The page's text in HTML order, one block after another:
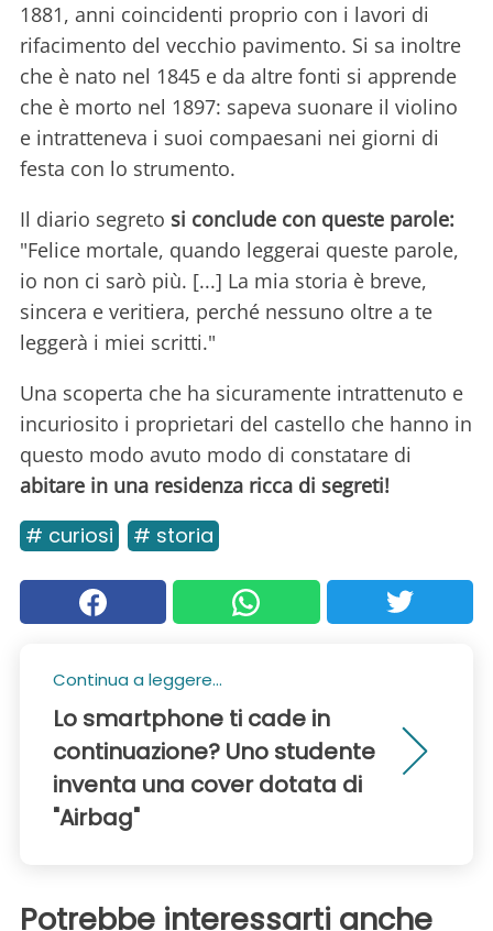
1881, anni coincidenti proprio con i lavori di
rifacimento del vecchio pavimento. Si sa inoltre
che è nato nel 1845 e da altre fonti si apprende
che è morto nel 1897: sapeva suonare il violino
e intratteneva i suoi compaesani nei giorni di
festa con lo strumento.
Il diario segreto si conclude con queste parole:
"Felice mortale, quando leggerai queste parole,
io non ci sarò più. [...] La mia storia è breve,
sincera e veritiera, perché nessuno oltre a te
leggerà i miei scritti."
Una scoperta che ha sicuramente intrattenuto e
incuriosito i proprietari del castello che hanno in
questo modo avuto modo di constatare di
abitare in una residenza ricca di segreti!
# curiosi # storia
Continua a leggere...
Lo smartphone ti cade in
continuazione? Uno studente
inventa una cover dotata di
"Airbag"
Potrebbe interessarti anche